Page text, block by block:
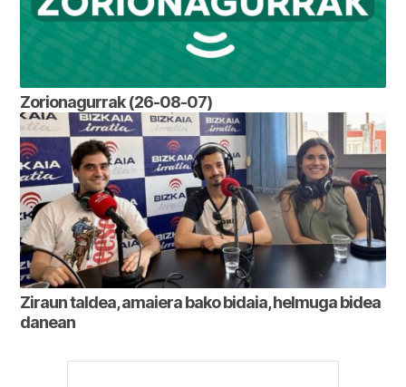
Zorionagurrak (26-08-07)
Ziraun taldea, amaiera bako bidaia, helmuga bidea
danean